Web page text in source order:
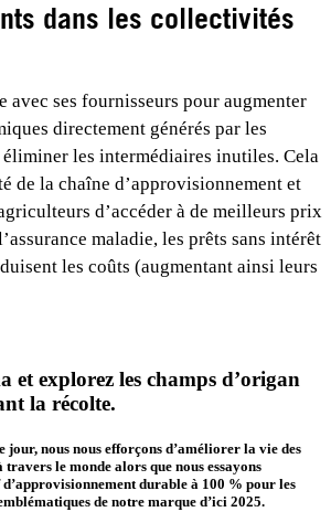
dans les collectivités
ses fournisseurs pour augmenter
directement générés par les
les intermédiaires inutiles. Cela
de la chaîne d’approvisionnement et
d’accéder à de meilleurs prix
maladie, les prêts sans intérêt
les coûts (augmentant ainsi leurs
et explorez les champs d’origan
la récolte.
jour, nous nous efforçons d’améliorer la vie des
le monde alors que nous essayons
durable à 100 % pour les
de notre marque d’ici 2025.